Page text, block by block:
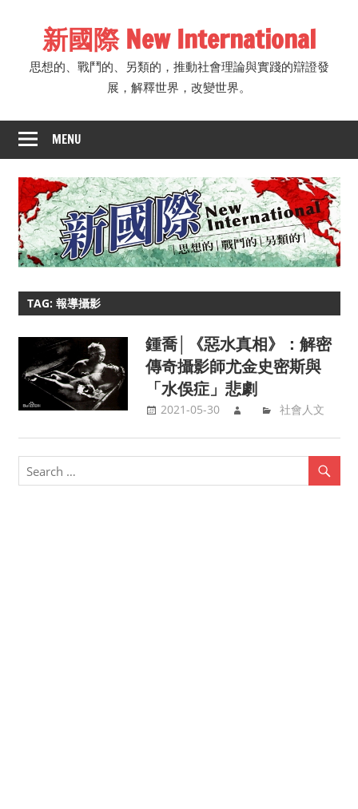
新國際 New International
思想的、戰鬥的、另類的，推動社會理論與實踐的辯證發
展，解釋世界，改變世界。
MENU
TAG: 報導攝影
鍾喬│《惡水真相》：解密
傳奇攝影師尤金史密斯與
「水俁症」悲劇
2021-05-30 社會人文